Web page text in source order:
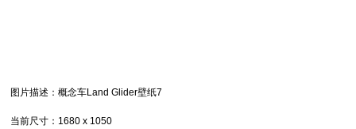
图片描述 ：概念车Land Glider壁纸7
当前尺寸 ：1680 x 1050